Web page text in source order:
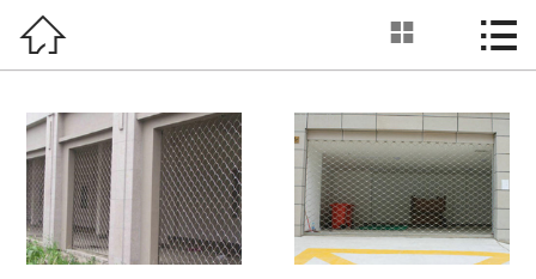
首页
产品展示
新闻动态
  